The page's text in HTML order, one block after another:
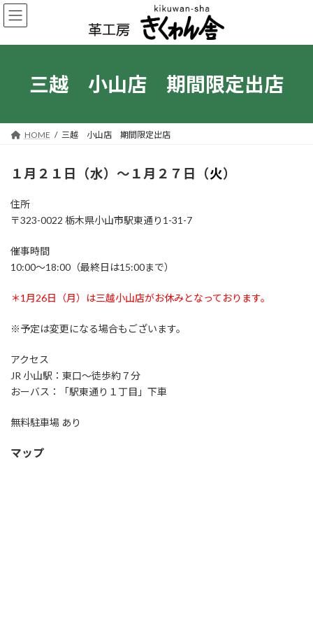
コ
ン
ン
ナ
ビ
ー
三越 小山店 期間限定出店
HOME 三越 小山店 期間限定出店
１月２１日（水）〜１月２７日（火）
住所
〒323-0022 栃木県小山市駅東通り 1-31-7
催事時間
10:00～18:00 （最終日は15:00まで）
＊1月26日（月）は三越小山店がお休みとなっております。
※予定は変更になる場合もございます。
アクセス
JR 小山駅：東口～徒歩約７分
おーバス：
「駅東通り１丁目」下車
無料駐車場 あり
マップ